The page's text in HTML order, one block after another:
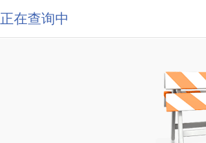
正在查询中